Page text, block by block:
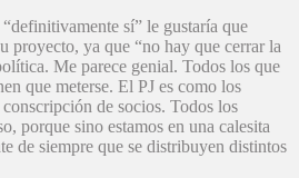
sí” le gustaría que
proyecto, ya que “no hay que cerrar la
Me parece genial. Todos los que
que meterse. El PJ es como los
de socios. Todos los
porque sino estamos en una calesita
de siempre que se distribuyen distintos